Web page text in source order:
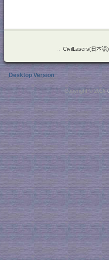
:: CivilLasers(日本語)
Desktop Version
Copyright © 2026